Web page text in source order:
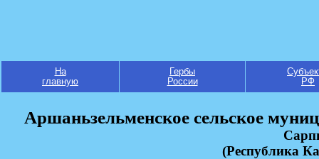
На
главную
Гербы
России
РФ
Аршаньзельменское сельское
(Республика